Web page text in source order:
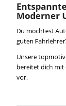
Moderner
Du möchtest
guten
Unsere
bereitet dich mit
vor.